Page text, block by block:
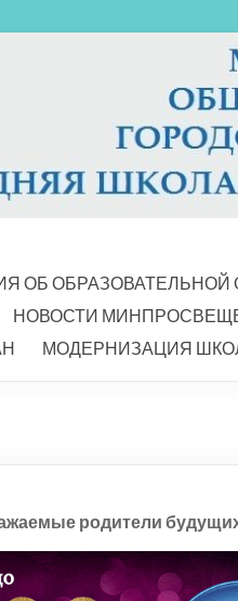
ОБ ОБРАЗОВАТЕЛЬНОЙ
НОВОСТИ
МОДЕРНИЗАЦИЯ
родители